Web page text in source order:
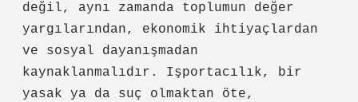
değil, aynı zamanda toplumun değer
yargılarından, ekonomik ihtiyaçlardan
ve sosyal dayanışmadan
kaynaklanmalıdır. Işportacılık, bir
yasak ya da suç olmaktan öte,